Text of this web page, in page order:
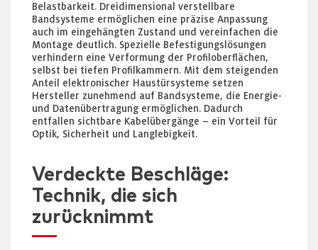
Belastbarkeit. Dreidimensional verstellbare
Bandsysteme ermöglichen eine präzise Anpassung
auch im eingehängten Zustand und vereinfachen die
Montage deutlich. Spezielle Befestigungslösungen
verhindern eine Verformung der Profiloberflächen,
selbst bei tiefen Profilkammern. Mit dem steigenden
Anteil elektronischer Haustürsysteme setzen
Hersteller zunehmend auf Bandsysteme, die Energie-
und Datenübertragung ermöglichen. Dadurch
entfallen sichtbare Kabelübergänge – ein Vorteil für
Optik, Sicherheit und Langlebigkeit.
Verdeckte Beschläge:
Technik, die sich
zurücknimmt